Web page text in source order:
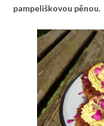
pampeliškovou pěnou.